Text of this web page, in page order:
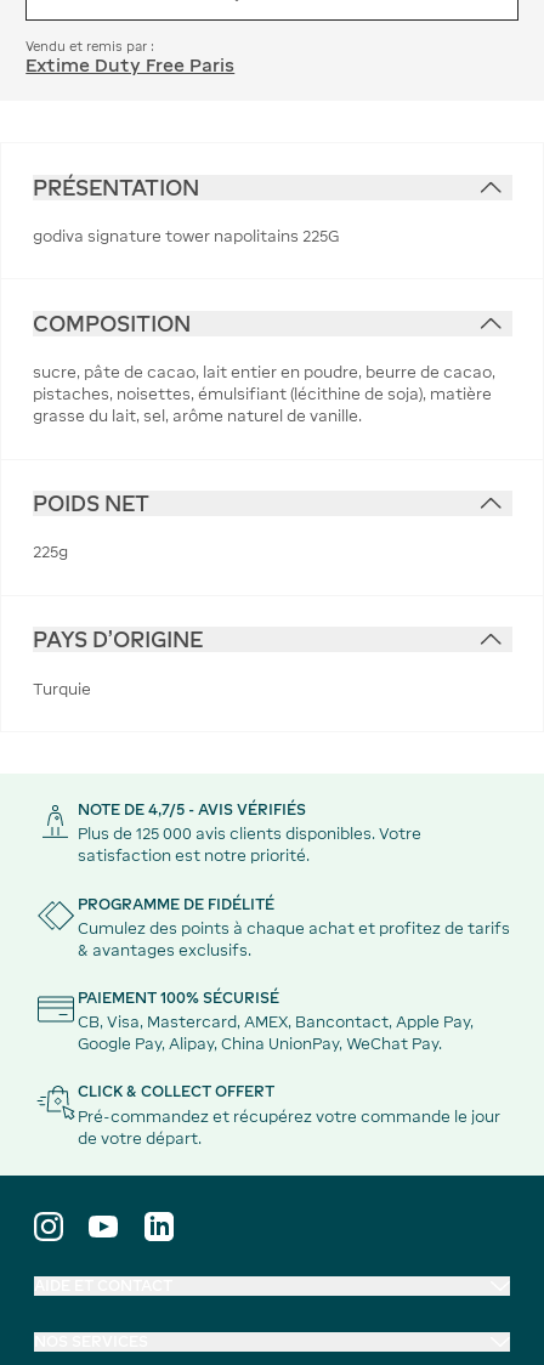
Vendu et remis par :
Extime Duty Free Paris
PRÉSENTATION
godiva signature tower napolitains 225G
COMPOSITION
sucre, pâte de cacao, lait entier en poudre, beurre de cacao,
pistaches, noisettes, émulsifiant (lécithine de soja), matière
grasse du lait, sel, arôme naturel de vanille.
POIDS NET
225g
PAYS D'ORIGINE
Turquie
NOTE DE 4,7/5 - AVIS VÉRIFIÉS
Plus de 125 000 avis clients disponibles. Votre
satisfaction est notre priorité.
PROGRAMME DE FIDÉLITÉ
Cumulez des points à chaque achat et profitez de tarifs
& avantages exclusifs.
PAIEMENT 100% SÉCURISÉ
CB, Visa, Mastercard, AMEX, Bancontact, Apple Pay,
Google Pay, Alipay, China UnionPay, WeChat Pay.
CLICK & COLLECT OFFERT
Pré-commandez et récupérez votre commande le jour
de votre départ.